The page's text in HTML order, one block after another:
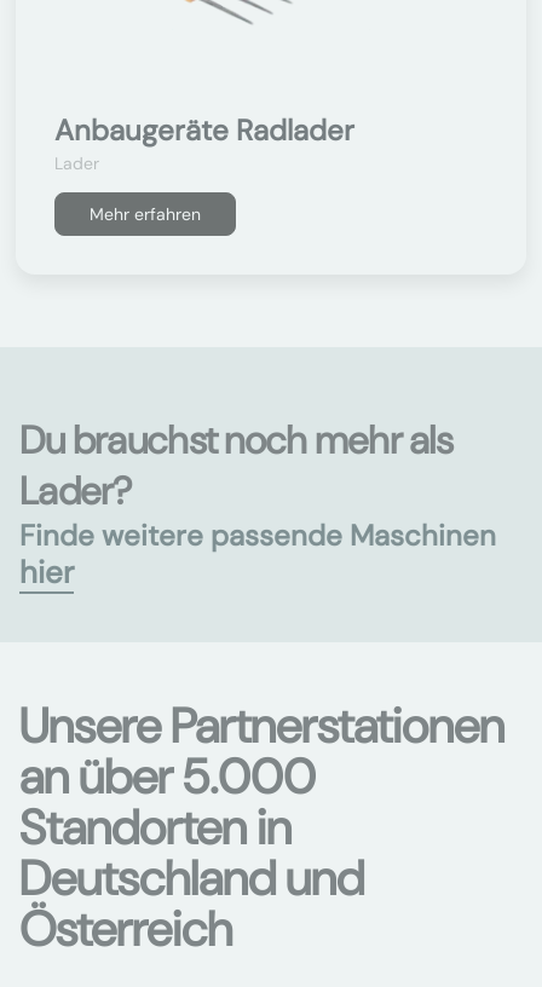
Anbaugeräte Radlader
Lader
Mehr erfahren
Du brauchst noch mehr als
Lader?
Finde weitere passende Maschinen
hier
Unsere Partnerstationen
an über 5.000
Standorten in
Deutschland und
Österreich